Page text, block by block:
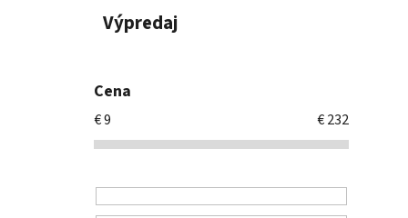
Výpredaj
Cena
€9 €232